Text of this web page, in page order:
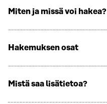
Miten ja missä voi hakea?
Hakemuksen osat
Mistä saa lisätietoa?